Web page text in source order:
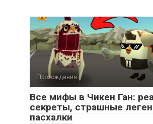
Прохождения
Все мифы в Чикен Ган:
секреты, страшные
пасхалки